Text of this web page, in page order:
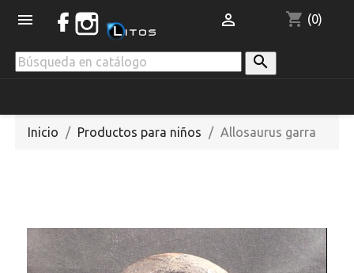
 shopping_cart (0)


Inicio Productos para niños Allosaurus garra